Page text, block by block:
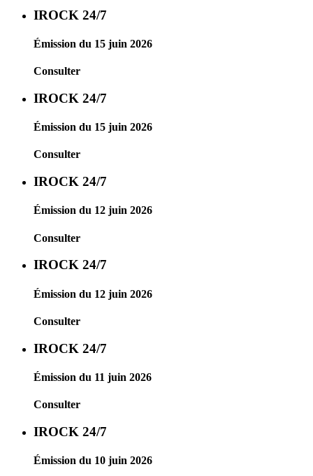
IROCK 24/7
Émission du 15 juin 2026
Consulter
IROCK 24/7
Émission du 15 juin 2026
Consulter
IROCK 24/7
Émission du 12 juin 2026
Consulter
IROCK 24/7
Émission du 12 juin 2026
Consulter
IROCK 24/7
Émission du 11 juin 2026
Consulter
IROCK 24/7
Émission du 10 juin 2026